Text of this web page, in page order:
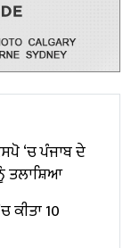
‘ਚ ਪੰਜਾਬ ਦੇ
ਤਲਾਸ਼ਿਆ
ਕੀਤਾ 10